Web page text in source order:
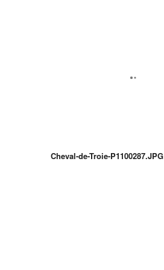
Cheval-de-Troie-P1100287.JPG